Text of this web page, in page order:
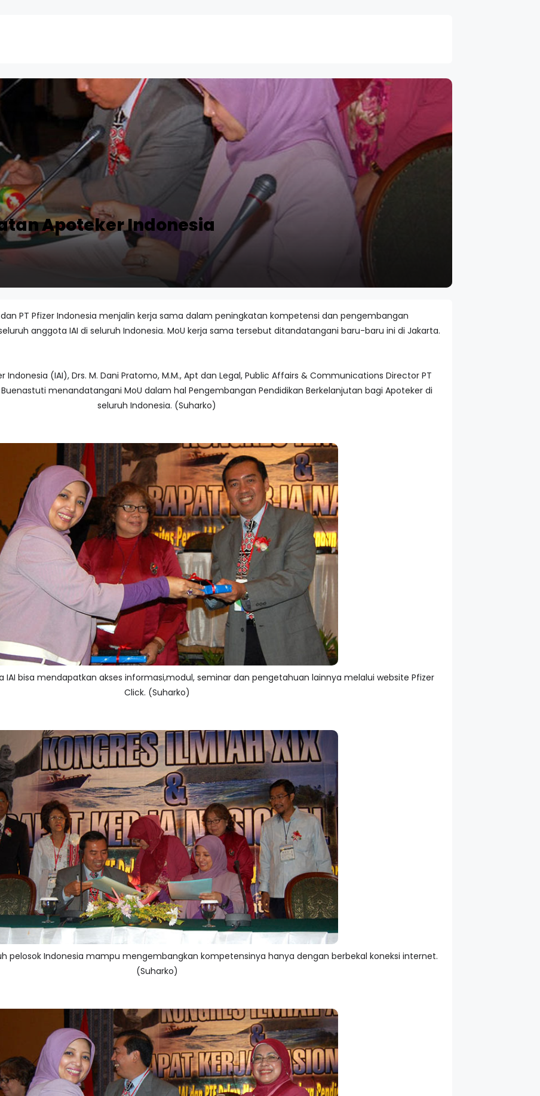
Apoteker Indonesia
PT Pfizer Indonesia menjalin kerja sama dalam peningkatan kompetensi dan pengembangan
anggota IAI di seluruh Indonesia. MoU kerja sama tersebut ditandatangani baru-baru ini di Jakarta.
(IAI), Drs. M. Dani Pratomo, M.M., Apt dan Legal, Public Affairs & Communications Director PT
menandatangani MoU dalam hal Pengembangan Pendidikan Berkelanjutan bagi Apoteker di
seluruh Indonesia. (Suharko)
IAI bisa mendapatkan akses informasi,modul, seminar dan pengetahuan lainnya melalui website Pfizer
Click. (Suharko)
pelosok Indonesia mampu mengembangkan kompetensinya hanya dengan berbekal koneksi internet.
(Suharko)